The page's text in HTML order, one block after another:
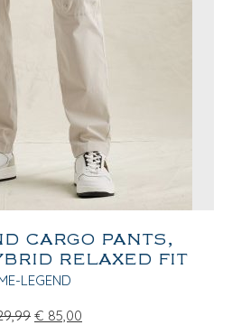
CARGO PANTS,
RELAXED FIT
LEGEND
€ 85,00